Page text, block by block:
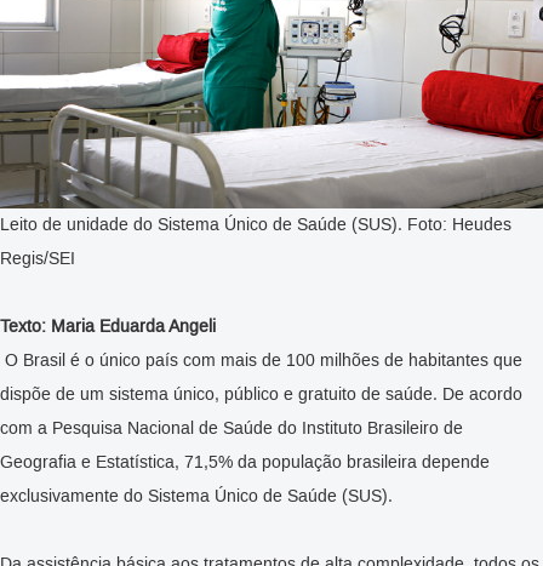
Leito de unidade do Sistema Único de Saúde (SUS). Foto: Heudes
Regis/SEI
Texto: Maria Eduarda Angeli
O Brasil é o único país com mais de 100 milhões de habitantes que
dispõe de um sistema único, público e gratuito de saúde. De acordo
com a Pesquisa Nacional de Saúde do Instituto Brasileiro de
Geografia e Estatística, 71,5% da população brasileira depende
exclusivamente do Sistema Único de Saúde (SUS).